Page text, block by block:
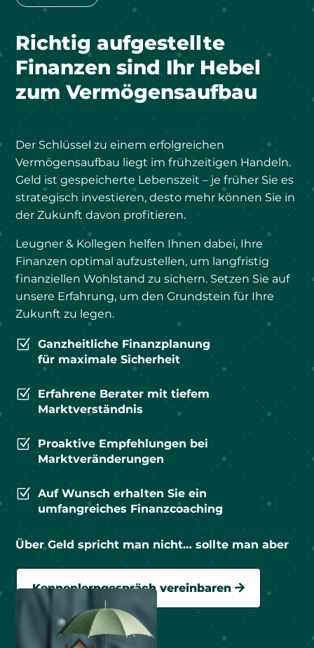
Richtig aufgestellte
Finanzen sind Ihr Hebel
zum Vermögensaufbau
Der Schlüssel zu einem erfolgreichen
Vermögensaufbau liegt im frühzeitigen Handeln.
Geld ist gespeicherte Lebenszeit – je früher Sie es
strategisch investieren, desto mehr können Sie in
der Zukunft davon profitieren.
Leugner & Kollegen helfen Ihnen dabei, Ihre
Finanzen optimal aufzustellen, um langfristig
finanziellen Wohlstand zu sichern. Setzen Sie auf
unsere Erfahrung, um den Grundstein für Ihre
Zukunft zu legen.
Z
Ganzheitliche Finanzplanung
für maximale Sicherheit
Z
Erfahrene Berater mit tiefem
Marktverständnis
Z
Proaktive Empfehlungen bei
Marktveränderungen
Z
Auf Wunsch erhalten Sie ein
umfangreiches Finanzcoaching
Über Geld spricht man nicht… sollte man aber
Kennenlerngespräch vereinbaren